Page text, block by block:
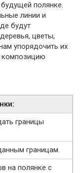
полянке.
линии и
будут
цветы,
упорядочить их
композицию
границы
границам.
на полянке с